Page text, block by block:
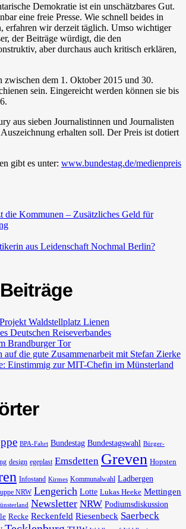
Demokratie ist ein unschätzbares Gut.
eine freie Presse. Wie schnell beides in
erfahren wir derzeit täglich. Umso wichtiger
der Beiträge würdigt, die den
aber durchaus auch kritisch erklären,
zwischen dem 1. Oktober 2015 und 30.
sein. Eingereicht werden können sie bis
aus sieben Journalistinnen und Journalisten
erhalten soll. Der Preis ist dotiert
gibt es unter: www.bundestag.de/medienpreis
die Kommunen – Zusätzliches Geld für
aus Leidenschaft Nochmal Berlin?
Waldstellplatz Lienen
Deutschen Reiseverbandes
Brandburger Tor
auf die gute Zusammenarbeit mit Stefan Zierke
Einstimmig zur MIT-Chefin im Münsterland
BPA-Fahrt Bundestag Bundestagswahl Bürger-
design egeplast Emsdetten Greven Hopsten
Infostand Kirmes Kommunalwahl Ladbergen
NRW Lengerich Lotte Lukas Heeke Mettingen
Newsletter NRW Podiumsdiskussion
Recke Reckenfeld Riesenbeck Saerbeck